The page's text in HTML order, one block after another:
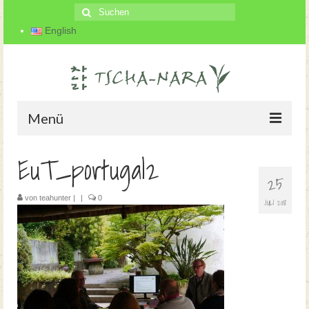
Suche
nach:
English
Menü
Der Teegarten
Über uns
Teeherstellung
Blog
Kontakt und Anfahrt
25
JULI 2018
EuT_portugal2
von teahunter | | 0